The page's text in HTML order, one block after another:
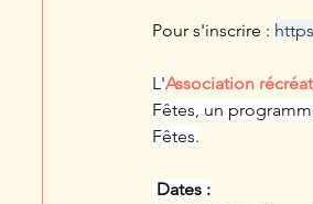
Pour s'inscrire :
L'Association
Fêtes, un
Fêtes.
Dates :